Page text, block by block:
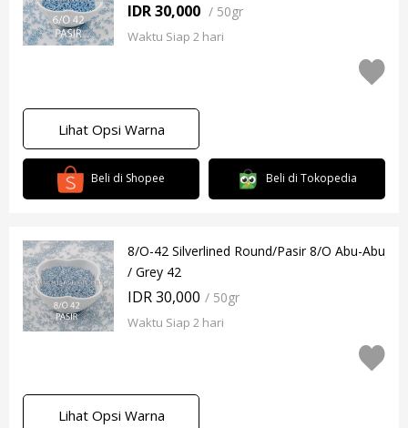
IDR 30,000 / 50gr
Waktu Siap 2 hari
Lihat Opsi Warna
Beli di Shopee Beli di Tokopedia
8/O-42 Silverlined Round/Pasir 8/O Abu-Abu
/ Grey 42
IDR 30,000 / 50gr
Waktu Siap 2 hari
Lihat Opsi Warna